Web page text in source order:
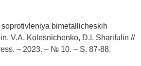
bimetallicheskih
V.A. Kolesnichenko, D.I. Sharifulin //
– 2023. – № 10. – S. 87-88.